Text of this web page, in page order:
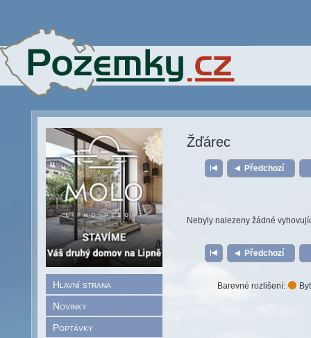
Hlavní strana
Novinky
Poptávky
Žďárec
Předchozí
Nebyly nalezeny žádné
Předchozí
Barevné rozlišení: